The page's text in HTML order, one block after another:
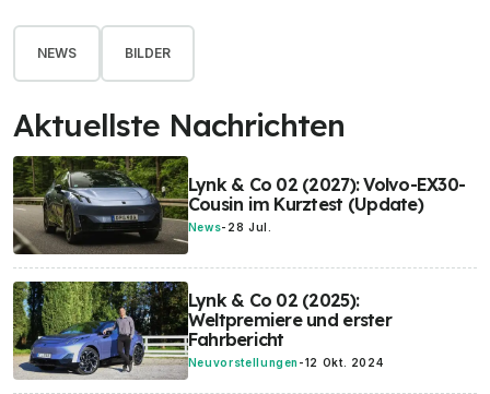
NEWS BILDER
Aktuellste Nachrichten
Lynk & Co 02 (2027): Volvo-EX30-
Cousin im Kurztest (Update)
News- 28 Jul.
Lynk & Co 02 (2025):
Weltpremiere und erster
Fahrbericht
Neuvorstellungen -12 Okt. 2024